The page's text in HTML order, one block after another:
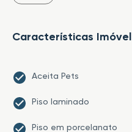
Características Imóvel
Aceita Pets
Piso laminado
Piso em porcelanato